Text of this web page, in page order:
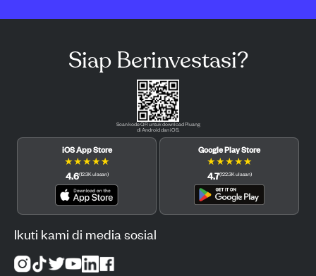
Siap Berinvestasi?
Scan kode QR untuk download Pluang
di Android dan iOS.
iOS App Store
★★★★★
4.6(12.3Kulasan)
Google Play Store
★★★★★
4.7(122.3Kulasan)
Ikuti kami di media sosial